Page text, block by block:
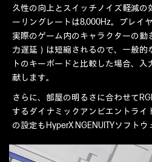
久性の向上とスイッチノイズ軽減
ーリングレートは8,000Hz。プレイ
実際のゲーム内のキャラクターの動
力遅延）は短縮されるので、一般的
トのキーボードと比較した場合、
献します。
さらに、部屋の明るさに合わせて
するダイナミックアンビエントライ
の設定もHyperX NGENUITYソフトウ